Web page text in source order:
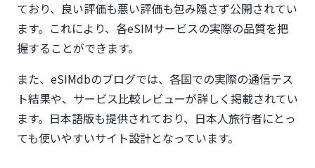
ており、良い評価も悪い評価も包み隠さず公開されてい
ます。これにより、各eSIMサービスの実際の品質を把
握することができます。
また、eSIMdbのブログでは、各国での実際の通信テス
ト結果や、サービス比較レビューが詳しく掲載されてい
ます。日本語版も提供されており、日本人旅行者にとっ
ても使いやすいサイト設計となっています。